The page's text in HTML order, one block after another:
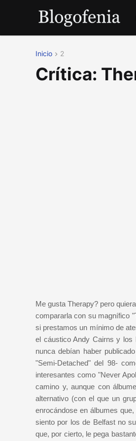
Inicio 2
Crítica:
Me gusta Therapy? pero
compararla con su magnífico
si prestamos un mínimo de
el cáustico Andy Cairns y los
nunca debían haber
"Semi-Detached" del 98-
interesantes como "Never
camino y, aunque con
alternativo (con el que un
enrocándose en álbumes
siento por los de Belfast no
que, por cierto, le pega